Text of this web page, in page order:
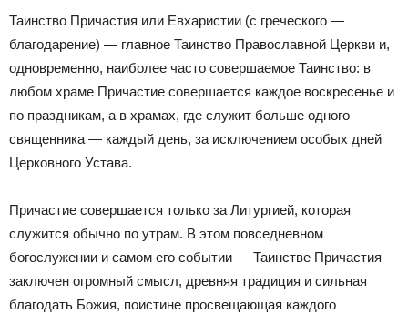
Таинство Причастия или Евхаристии (с греческого —
благодарение) — главное Таинство Православной Церкви и,
одновременно, наиболее часто совершаемое Таинство: в
любом храме Причастие совершается каждое воскресенье и
по праздникам, а в храмах, где служит больше одного
священника — каждый день, за исключением особых дней
Церковного Устава.
Причастие совершается только за Литургией, которая
служится обычно по утрам. В этом повседневном
богослужении и самом его событии — Таинстве Причастия —
заключен огромный смысл, древняя традиция и сильная
благодать Божия, поистине просвещающая каждого